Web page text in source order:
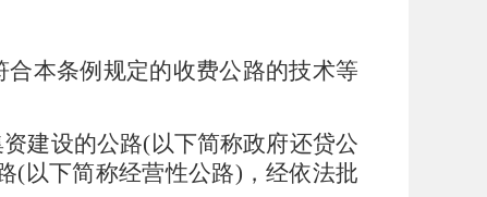
本条例规定的收费公路的技术等
建设的公路(以下简称政府还贷公
(以下简称经营性公路) ，经依法批